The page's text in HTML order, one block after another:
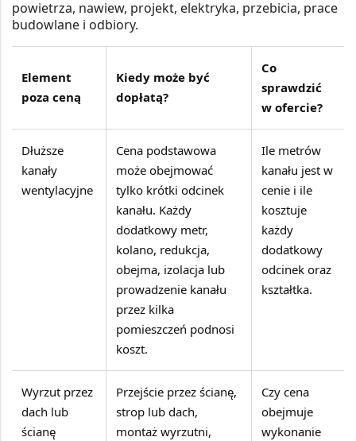
powietrza, nawiew, projekt, elektryka, przebicia, prace
budowlane i odbiory.
Element
poza ceną
Kiedy może być
dopłatą?
Co
sprawdzić
w ofercie?
Dłuższe
kanały
wentylacyjne
Cena podstawowa
może obejmować
tylko krótki odcinek
kanału. Każdy
dodatkowy metr,
kolano, redukcja,
obejma, izolacja lub
prowadzenie kanału
przez kilka
pomieszczeń podnosi
koszt.
Ile metrów
kanału jest w
cenie i ile
kosztuje
każdy
dodatkowy
odcinek oraz
kształtka.
Wyrzut przez
dach lub
ścianę
Przejście przez ścianę,
strop lub dach,
montaż wyrzutni,
Czy cena
obejmuje
wykonanie